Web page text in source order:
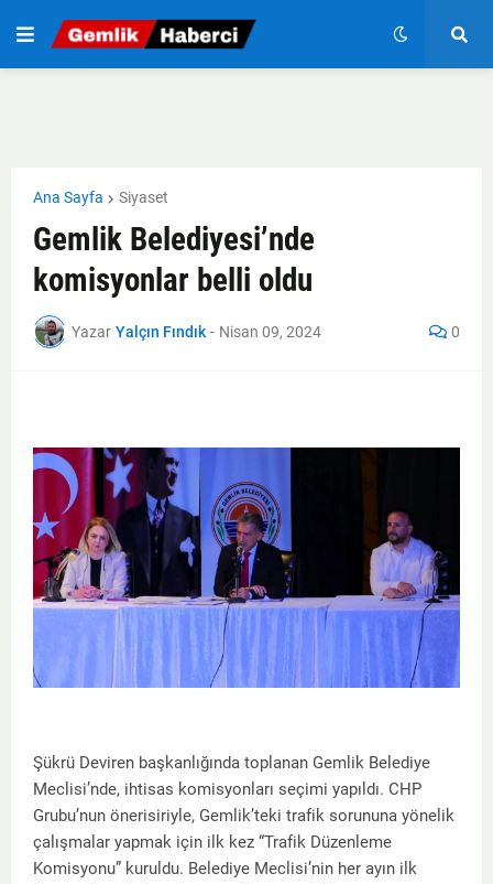
Ana Sayfa Siyaset
Gemlik Belediyesi’nde
komisyonlar belli oldu
Yazar Yalçın Fındık - Nisan 09, 2024 0
Şükrü Deviren başkanlığında toplanan Gemlik Belediye
Meclisi’nde, ihtisas komisyonları seçimi yapıldı. CHP
Grubu’nun önerisiriyle, Gemlik’teki trafik sorununa yönelik
çalışmalar yapmak için ilk kez “Trafik Düzenleme
Komisyonu” kuruldu. Belediye Meclisi’nin her ayın ilk